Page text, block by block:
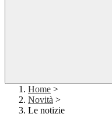
Home >
Novità >
Le notizie